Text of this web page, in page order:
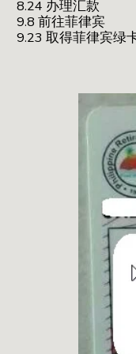
8.24 办理汇款
9.8 前往菲律宾
9.23 取得菲律宾绿